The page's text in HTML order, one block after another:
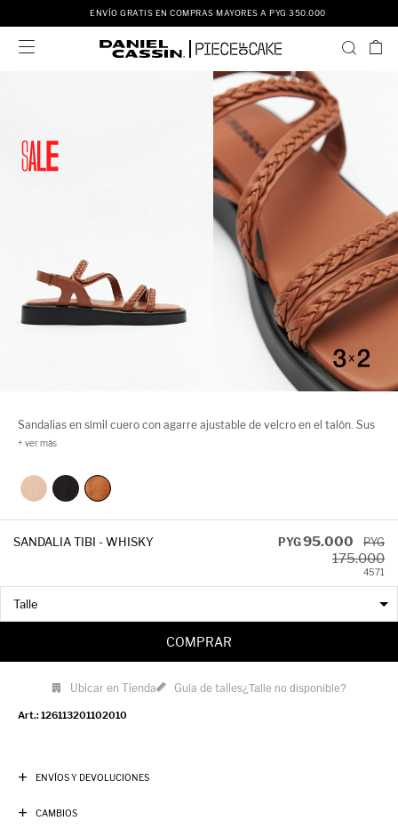
ENVÍO GRATIS EN COMPRAS MAYORES A PYG 350.000

Sandalias en símil cuero con agarre ajustable de velcro en el talón. Sus
tiras son trenzadas, lo que aporta textura e identidad a tu look! Su
SANDALIA TIBI - WHISKY PYG95.000 PYG
175.000
4571
COMPRAR
Ubicar en Tienda Guía de talles¿Talle no disponible?
126113201102010
ENVÍOS Y DEVOLUCIONES
CAMBIOS